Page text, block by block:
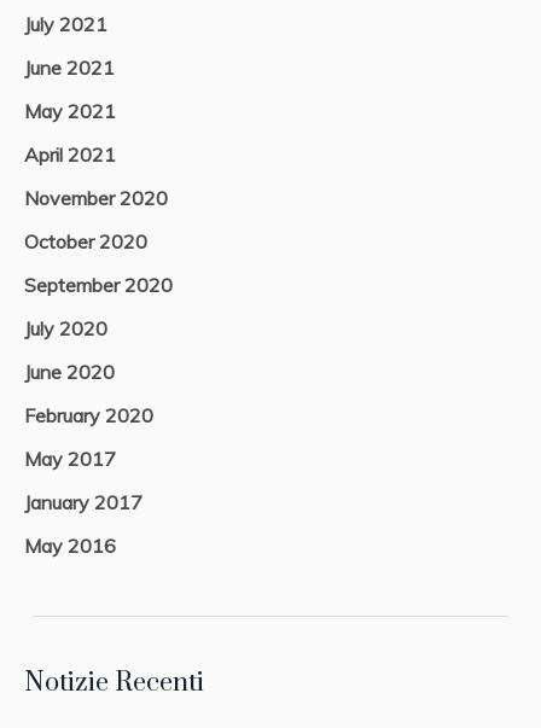
July 2021
June 2021
May 2021
April 2021
November 2020
October 2020
September 2020
July 2020
June 2020
February 2020
May 2017
January 2017
May 2016
Notizie Recenti